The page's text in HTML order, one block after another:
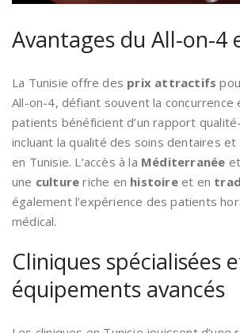
Avantages du All-on-4
La Tunisie offre des prix attractifs
All-on-4, défiant souvent la concurrence
patients bénéficient d’un rapport
incluant la qualité des soins dentaires
en Tunisie. L’accès à la Méditerranée
une culture riche en histoireet en
également l’expérience des patients
médical.
Cliniques spécialisées
équipements avancés